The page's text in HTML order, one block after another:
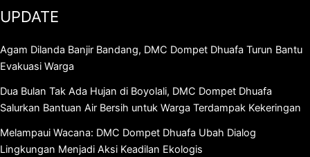
UPDATE
Agam Dilanda Banjir Bandang, DMC Dompet Dhuafa Turun Bantu
Evakuasi Warga
Dua Bulan Tak Ada Hujan di Boyolali, DMC Dompet Dhuafa
Salurkan Bantuan Air Bersih untuk Warga Terdampak Kekeringan
Melampaui Wacana: DMC Dompet Dhuafa Ubah Dialog
Lingkungan Menjadi Aksi Keadilan Ekologis